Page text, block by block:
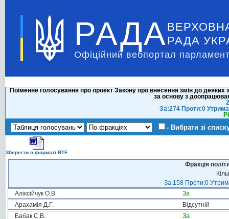
РАДА РАДА
Офіційний вебпортал
Поіменне голосування про проект Закону про внесення змін до
за основу з
За:274 Проти:0
- Вибрати зі
Зберегти в форматі RTF
Фракція
За:158 Проти:0
Аліксійчук О.В.
За
Арахамія Д.Г.
Відсутній
Бабак С.В.
За